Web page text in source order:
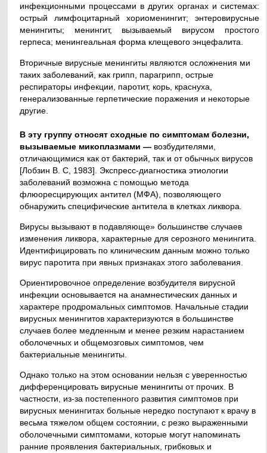
инфекционными процессами в других органах и системах:
острый лимфоцитарный хориоменингит; энтеровирусные
менингиты; менингит, вызываемый вирусом простого
герпеса; менингеальная форма клещевого энцефалита.
Вторичные вирусные менингиты являются осложнения ми
таких заболеваний, как грипп, парагрипп, острые
респираторы инфекции, паротит, корь, краснуха,
генерализованные герпетические поражения и некоторые
другие.
В эту группу относят сходные по симптомам болезни,
вызываемые микоплазмами — возбудителями,
отличающимися как от бактерий, так и от обычных вирусов
[Лобзин В. С, 1983]. Экспресс-диагностика этиологии
заболеваний возможна с помощью метода
флюоресцирующих антител (МФА), позволяющего
обнаружить специфические антитела в клетках ликвора.
Вирусы вызывают в подавляюще» большинстве случаев
изменения ликвора, характерные для серозного менингита.
Идентифицировать по клиническим данным можно только
вирус паротита при явных признаках этого заболевания.
Ориентировочное определение возбудителя вирусной
инфекции основывается на анамнестических данных и
характере продромальных симптомов. Начальные стадии
вирусных менингитов характеризуются в большинстве
случаев более медленным и менее резким нарастанием
оболочечных и общемозговых симптомов, чем
бактериальные менингиты.
Однако только на этом основании нельзя с уверенностью
дифференцировать вирусные менингиты от прочих. В
частности, из-за постепенного развития симптомов при
вирусных менингитах больные нередко поступают к врачу в
весьма тяжелом общем состоянии, с резко выраженными
оболочечными симптомами, которые могут напоминать
ранние проявления бактериальных, грибковых и